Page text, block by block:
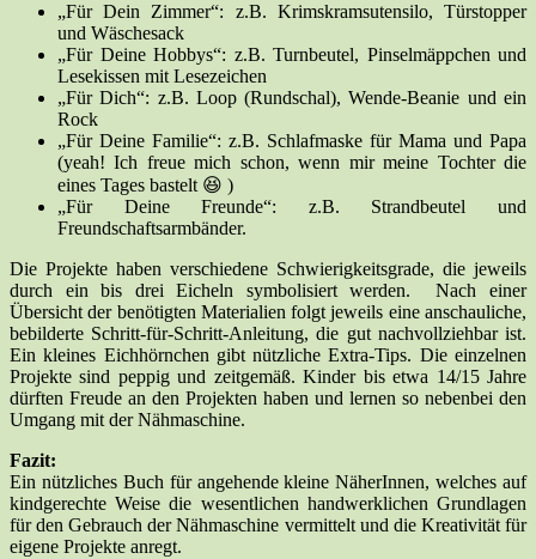
„Für Dein Zimmer“: z.B. Krimskramsutensilo, Türstopper
und Wäschesack
„Für Deine Hobbys“: z.B. Turnbeutel, Pinselmäppchen und
Lesekissen mit Lesezeichen
„Für Dich“: z.B. Loop (Rundschal), Wende-Beanie und ein
Rock
„Für Deine Familie“: z.B. Schlafmaske für Mama und Papa
(yeah! Ich freue mich schon, wenn mir meine Tochter die
eines Tages bastelt 😆 )
„Für Deine Freunde“: z.B. Strandbeutel und
Freundschaftsarmbänder.
Die Projekte haben verschiedene Schwierigkeitsgrade, die jeweils
durch ein bis drei Eicheln symbolisiert werden. Nach einer
Übersicht der benötigten Materialien folgt jeweils eine anschauliche,
bebilderte Schritt-für-Schritt-Anleitung, die gut nachvollziehbar ist.
Ein kleines Eichhörnchen gibt nützliche Extra-Tips. Die einzelnen
Projekte sind peppig und zeitgemäß. Kinder bis etwa 14/15 Jahre
dürften Freude an den Projekten haben und lernen so nebenbei den
Umgang mit der Nähmaschine.
Fazit:
Ein nützliches Buch für angehende kleine NäherInnen, welches auf
kindgerechte Weise die wesentlichen handwerklichen Grundlagen
für den Gebrauch der Nähmaschine vermittelt und die Kreativität für
eigene Projekte anregt.